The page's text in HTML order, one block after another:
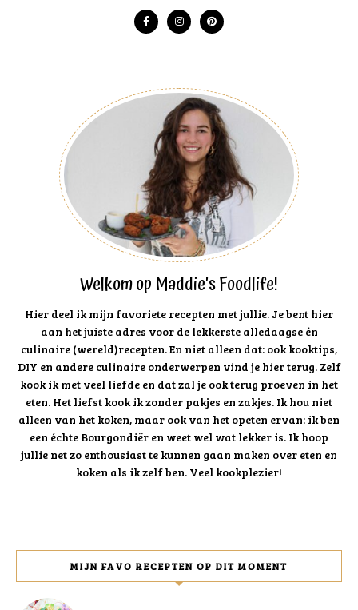
Welkom op Maddie's Foodlife!
Hier deel ik mijn favoriete recepten met jullie. Je bent hier
aan het juiste adres voor de lekkerste alledaagse én
culinaire (wereld)recepten. En niet alleen dat: ook kooktips,
DIY en andere culinaire onderwerpen vind je hier terug. Zelf
kook ik met veel liefde en dat zal je ook terug proeven in het
eten. Het liefst kook ik zonder pakjes en zakjes. Ik hou niet
alleen van het koken, maar ook van het opeten ervan: ik ben
een échte Bourgondiër en weet wel wat lekker is. Ik hoop
jullie net zo enthousiast te kunnen gaan maken over eten en
koken als ik zelf ben. Veel kookplezier!
MIJN FAVO RECEPTEN OP DIT MOMENT